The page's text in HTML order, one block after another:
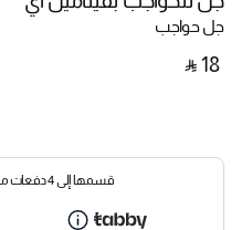
جل حواجب
‎ ⃁ ⁦18⁩ ‎
قسمها إلى 4 دفعات متساوية بقيمة